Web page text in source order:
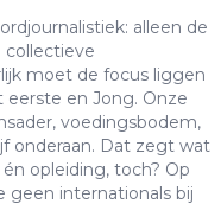
alleen de
collectieve
moet de focus liggen
en Jong. Onze
voedingsbodem,
onderaan. Dat zegt wat
opleiding, toch? Op
geen internationals bij